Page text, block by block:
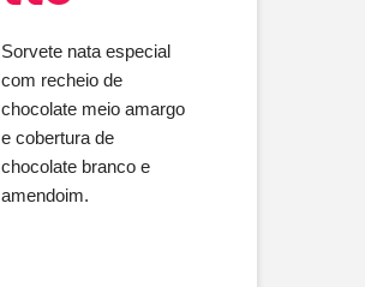
Sorvete nata especial
com recheio de
chocolate meio amargo
e cobertura de
chocolate branco e
amendoim.